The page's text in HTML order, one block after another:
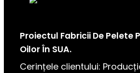
Proiectul Fabricii De Pelete
Oilor În SUA.
Cerințele clientului: